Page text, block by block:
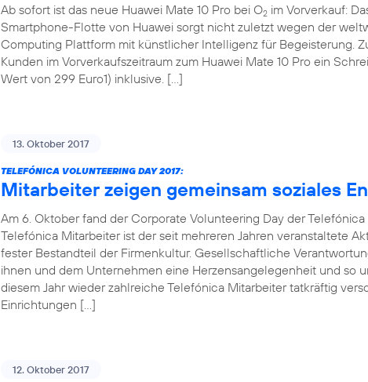
Ab sofort ist das neue Huawei Mate 10 Pro bei O2 im Vorverkauf:
Smartphone-Flotte von Huawei sorgt nicht zuletzt wegen der
Computing Plattform mit künstlicher Intelligenz für Begeisterung.
Kunden im Vorverkaufszeitraum zum Huawei Mate 10 Pro ein
Wert von 299 Euro1) inklusive. […]
13. Oktober 2017
TELEFÓNICA VOLUNTEERING DAY 2017:
Mitarbeiter zeigen gemeinsam soziales
Am 6. Oktober fand der Corporate Volunteering Day der
Telefónica Mitarbeiter ist der seit mehreren Jahren veranstaltete
fester Bestandteil der Firmenkultur. Gesellschaftliche
ihnen und dem Unternehmen eine Herzensangelegenheit und so
diesem Jahr wieder zahlreiche Telefónica Mitarbeiter tatkräftig
Einrichtungen […]
12. Oktober 2017